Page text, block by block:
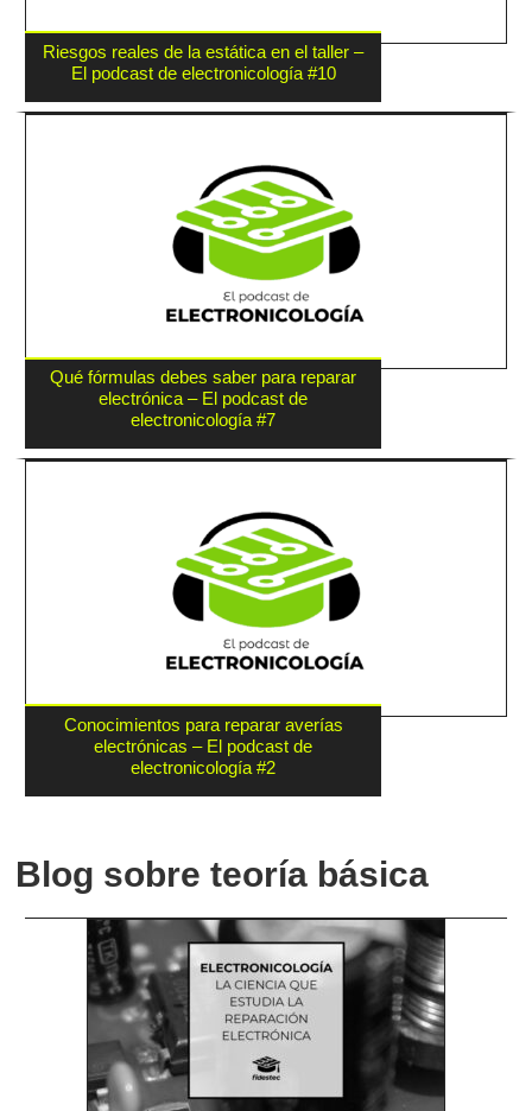
Riesgos reales de la estática en el taller –
El podcast de electronicología #10
Qué fórmulas debes saber para reparar
electrónica – El podcast de
electronicología #7
Conocimientos para reparar averías
electrónicas – El podcast de
electronicología #2
Blog sobre teoría básica